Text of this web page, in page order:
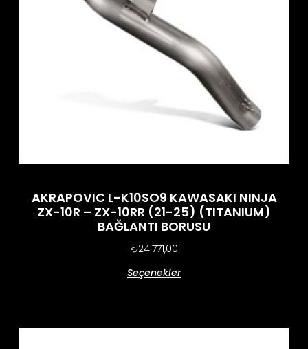
AKRAPOVIC L-K10SO9 KAWASAKI NINJA
ZX-10R – ZX-10RR (21-25) (TITANIUM)
BAĞLANTI BORUSU
₺24.771,00
Seçenekler